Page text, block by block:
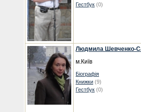
Гестбук (0)
Людмила Шевченко-
м.Київ
Біографія
Книжки (9)
Гестбук (0)